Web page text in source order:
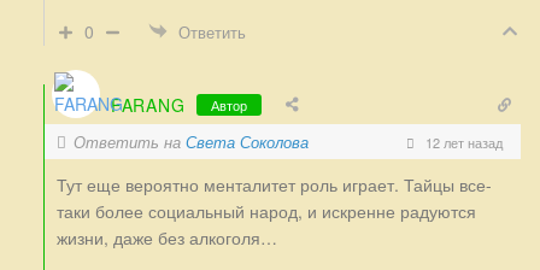
0
Ответить
FARANG Автор
Ответить на Света Соколова 12 лет назад
Тут еще вероятно менталитет роль играет. Тайцы все-
таки более социальный народ, и искренне радуются
жизни, даже без алкоголя…